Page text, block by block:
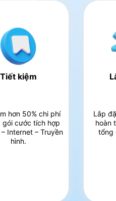
Tiết kiệm
hơn 50% chi phí
gói cước tích hợp
Internet – Truyền
hình.
Lắp
hoàn
tổng